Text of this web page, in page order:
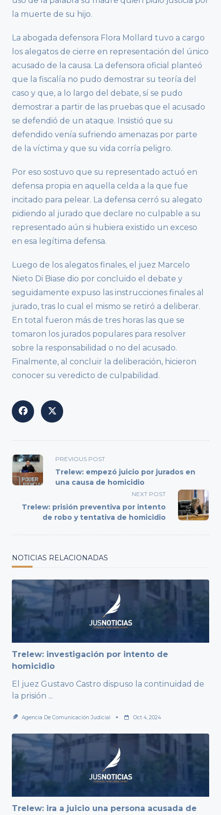
la muerte de su hijo.
La abogada defensora Flora Mollard tuvo a cargo
los alegatos de cierre en representación del único
acusado de la causa. La defensora oficial planteó
que la fiscalía no pudo demostrar su teoría del
caso y que, a lo largo del debate, sí se pudo
demostrar a partir de las pruebas que el acusado
se defendió de un ataque. Insistió que su
defendido venía sufriendo amenazas por parte
de la víctima y que su vida corría peligro.
Por eso sostuvo que su representado actuó en
defensa propia en aquella celda a la que fue
incitado para pelear. La defensa cerró su alegato
pidiendo al jurado que declare no culpable a su
representado aún si hubiera existido un exceso
en esa legítima defensa.
Luego de los alegatos finales, el juez Marcelo
Nieto Di Biase dio por concluido el debate y
seguidamente expuso las instrucciones finales al
jurado, tras lo cual el mismo se retiró a deliberar.
En total fueron más de tres horas las que se
tomaron los jurados populares para resolver
sobre la responsabilidad o no del acusado.
Finalmente, al concluir la deliberación, hicieron
conocer su veredicto de culpabilidad.
<span
class="nav-
subtitle
reader-
text">Page</span>
PREVIOUS POST
Trelew: empezó juicio por jurados en
una causa de homicidio
NEXT POST
Trelew: prisión preventiva por intento
de robo y tentativa de homicidio
NOTICIAS RELACIONADAS
Trelew: investigación por intento de
homicidio
El juez Gustavo Castro dispuso la continuidad de
la prisión ...
Agencia De Comunicación Judicial Oct 4, 2024
Trelew: ira a juicio una persona acusada de